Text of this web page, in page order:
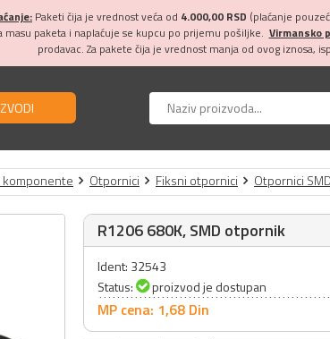
Paketi čija je vrednost veća od 4.000,00 RSD (plaćanje
masu paketa i naplaćuje se kupcu po prijemu pošiljke. Virmansko
prodavac. Za pakete čija je vrednost manja od ovog iznosa,
Otpornici Fiksni otpornici Otpornici SMD
R1206 680K, SMD otpornik
Ident: 32543
Status:
proizvod je dostupan
MP cena: 1,68 Din